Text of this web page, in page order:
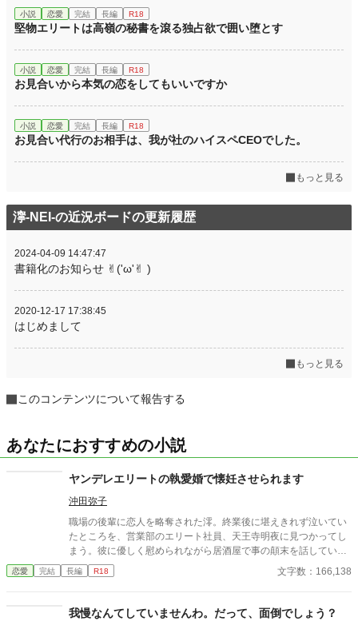
小説 恋愛 完結 長編 R18
堅物エリートは高嶺の秘書を滾る独占欲で囲い堕とす
小説 恋愛 完結 長編 R18
お見合いから本気の恋をしてもいいですか
小説 恋愛 完結 長編 R18
お見合い代行のお相手は、我が社のハイスペCEOでした。
もっと見る
濘-NEI-の近況ボードの更新履歴
2024-04-09 14:47:47
書籍化のお知らせ ✌︎('ω'✌︎ )
2020-12-17 17:38:45
はじめまして
もっと見る
このコンテンツについて報告する
あなたにおすすめの小説
ヤンデレエリートの執愛婚で懐妊させられます
沖田弥子
職場の後輩に恋人を略奪された澪。終業後に堪えきれず泣いてい
たところを、営業部のエリート社員、天王寺明夜に見つかってし
まう。彼に優しく慰められながら居酒屋で事の顛末を話していた
が、なぜか明夜と一夜を過ごすことに――!? 明夜は傷心した自
分を慰めてくれただけだ、と考える澪だったが、翌朝「責任をと
如始まった新婚生活。明夜は澪の心と身体を幸せで満たしてくれ
ていたが、徐々に明夜のヤンデレな一面が見えてきて――執着強
恋愛 完結 長編 R18 文字数：166,138
我慢なんてしていませんわ。だって、面倒でしょう？